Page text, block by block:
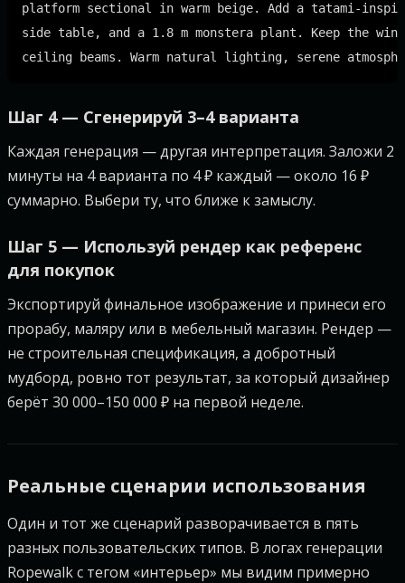
platform sectional in warm beige. Add a tatami-
side table, and a 1.8 m monstera plant. Keep the
Шаг 4 — Сгенерируй 3–4 варианта
Каждая генерация — другая интерпретация. Заложи 2
минуты на 4 варианта по 4 ₽ каждый — около 16 ₽
суммарно. Выбери ту, что ближе к замыслу.
Шаг 5 — Используй рендер как референс
для покупок
Экспортируй финальное изображение и принеси его
прорабу, маляру или в мебельный магазин. Рендер —
не строительная спецификация, а добротный
мудборд, ровно тот результат, за который дизайнер
берёт 30 000–150 000 ₽ на первой неделе.
Реальные сценарии использования
Один и тот же сценарий разворачивается в пять
разных пользовательских типов. В логах генерации
Ropewalk с тегом «интерьер» мы видим примерно